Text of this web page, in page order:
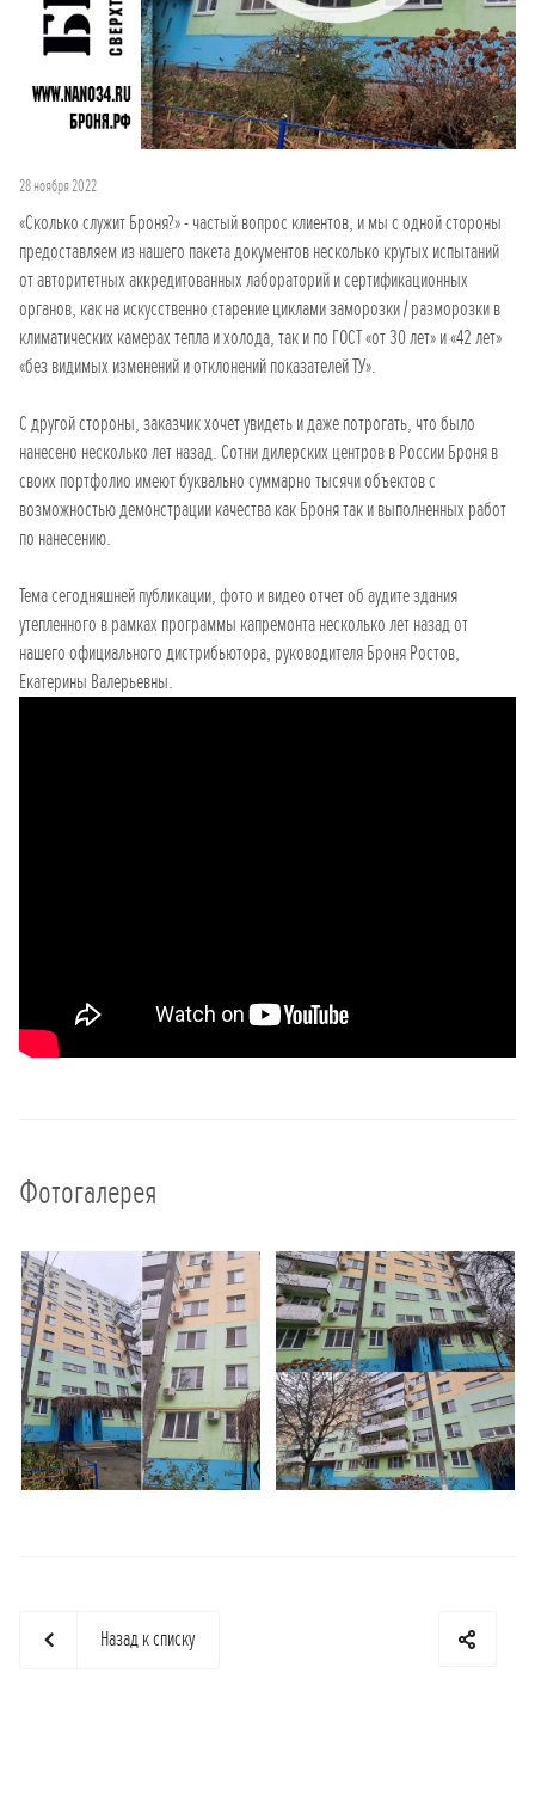
28 ноября 2022
«Сколько служит Броня?» - частый вопрос клиентов, и мы с одной стороны
предоставляем из нашего пакета документов несколько крутых испытаний
от авторитетных аккредитованных лабораторий и сертификационных
органов, как на искусственно старение циклами заморозки / разморозки в
климатических камерах тепла и холода, так и по ГОСТ «от 30 лет» и «42 лет»
«без видимых изменений и отклонений показателей ТУ».
С другой стороны, заказчик хочет увидеть и даже потрогать, что было
нанесено несколько лет назад. Сотни дилерских центров в России Броня в
своих портфолио имеют буквально суммарно тысячи объектов с
возможностью демонстрации качества как Броня так и выполненных работ
по нанесению.
Тема сегодняшней публикации, фото и видео отчет об аудите здания
утепленного в рамках программы капремонта несколько лет назад от
нашего официального дистрибьютора, руководителя Броня Ростов,
Екатерины Валерьевны.
Фотогалерея
Назад к списку